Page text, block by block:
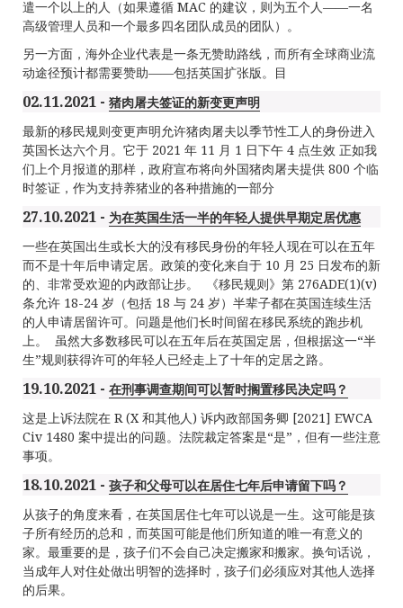
遣一个以上的人（如果遵循 MAC 的建议，则为五个人——一名
高级管理人员和一个最多四名团队成员的团队）。
另一方面，海外企业代表是一条无赞助路线，而所有全球商业流
动途径预计都需要赞助——包括英国扩张版。目
02.11.2021 - 猪肉屠夫签证的新变更声明
最新的移民规则变更声明允许猪肉屠夫以季节性工人的身份进入
英国长达六个月。它于 2021 年 11 月 1 日下午 4 点生效 正如我
们上个月报道的那样，政府宣布将向外国猪肉屠夫提供 800 个临
时签证，作为支持养猪业的各种措施的一部分
27.10.2021 - 为在英国生活一半的年轻人提供早期定居优惠
一些在英国出生或长大的没有移民身份的年轻人现在可以在五年
而不是十年后申请定居。政策的变化来自于 10 月 25 日发布的新
的、非常受欢迎的内政部让步。 《移民规则》第 276ADE(1)(v)
条允许 18-24 岁（包括 18 与 24 岁）半辈子都在英国连续生活
的人申请居留许可。问题是他们长时间留在移民系统的跑步机
上。 虽然大多数移民可以在五年后在英国定居，但根据这一“半
生”规则获得许可的年轻人已经走上了十年的定居之路。
19.10.2021 - 在刑事调查期间可以暂时搁置移民决定吗？
这是上诉法院在 R (X 和其他人) 诉内政部国务卿 [2021] EWCA
Civ 1480 案中提出的问题。法院裁定答案是“是”，但有一些注意
事项。
18.10.2021 - 孩子和父母可以在居住七年后申请留下吗？
从孩子的角度来看，在英国居住七年可以说是一生。这可能是孩
子所有经历的总和，而英国可能是他们所知道的唯一有意义的
家。最重要的是，孩子们不会自己决定搬家和搬家。换句话说，
当成年人对住处做出明智的选择时，孩子们必须应对其他人选择
的后果。